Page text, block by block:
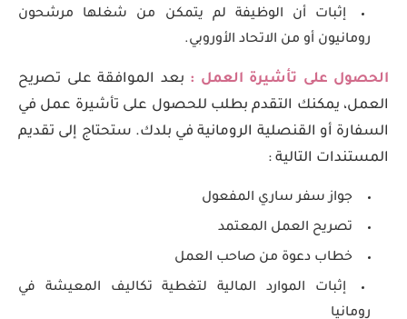
إثبات أن الوظيفة لم يتمكن من شغلها مرشحون
رومانيون أو من الاتحاد الأوروبي.
الحصول على تأشيرة العمل : بعد الموافقة على تصريح
العمل، يمكنك التقدم بطلب للحصول على تأشيرة عمل في
السفارة أو القنصلية الرومانية في بلدك. ستحتاج إلى تقديم
المستندات التالية :
جواز سفر ساري المفعول
تصريح العمل المعتمد
خطاب دعوة من صاحب العمل
إثبات الموارد المالية لتغطية تكاليف المعيشة في
رومانيا